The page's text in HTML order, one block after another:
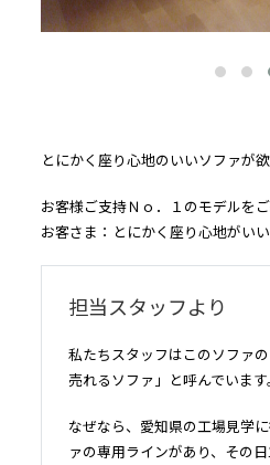
とにかく座り心地のいいソファが欲
お客様ご支持Ｎｏ．１のモデルをご
お客さま：とにかく座り心地がい
担当スタッフより
私たちスタッフはこのソファ
売れるソファ」と呼んでいます。
なぜなら、愛知県の工場見学
ァの専用ラインがあり、その